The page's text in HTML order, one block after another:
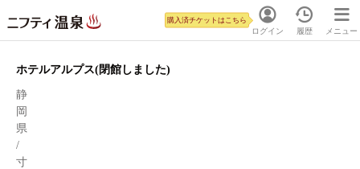
ログイン
購入済チケットはこちら
履歴 メニュー
ホテルアルプス(閉館しました)
静
岡
県
/
寸